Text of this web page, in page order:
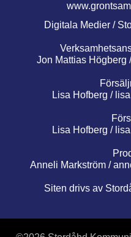
Digitala Medier /
Jon Mattias Högberg /
Lisa Hofberg /
Lisa Hofberg /
Anneli Markström /
Siten drivs av